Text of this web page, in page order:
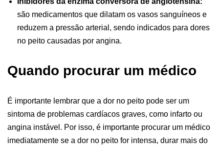
são medicamentos que dilatam os vasos sanguíneos e
reduzem a pressão arterial, sendo indicados para dores
no peito causadas por angina.
Quando procurar um médico
É importante lembrar que a dor no peito pode ser um
sintoma de problemas cardíacos graves, como infarto ou
angina instável. Por isso, é importante procurar um médico
imediatamente se a dor no peito for intensa, durar mais do